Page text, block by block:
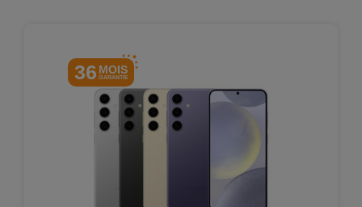
36 MOIS
GARANTIE